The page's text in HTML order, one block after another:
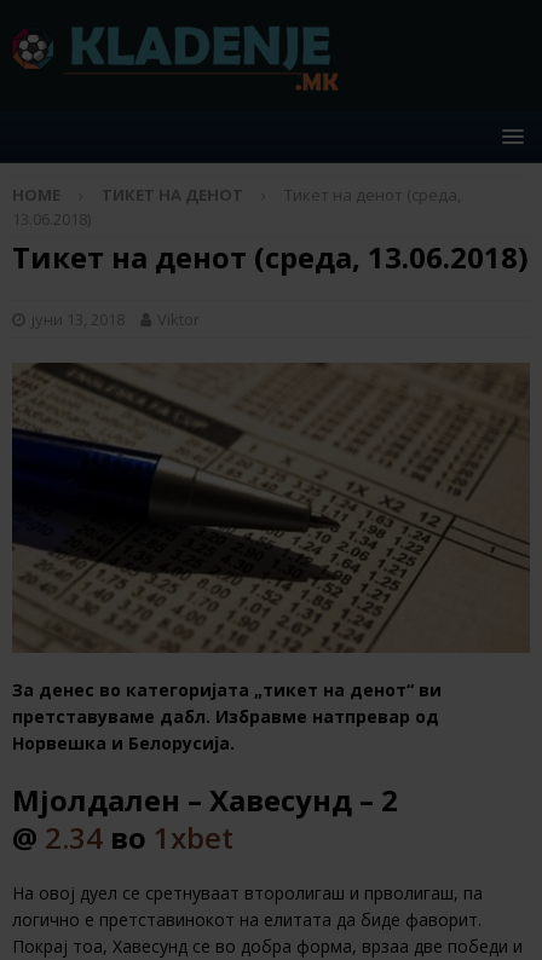
HOME ТИКЕТ НА ДЕНОТ
Тикет на денот (среда,
13.06.2018)
Тикет на денот (среда, 13.06.2018)
јуни 13, 2018 Viktor
За денес во категоријата „тикет на денот“ ви
претставуваме дабл. Избравме натпревар од
Норвешка и Белорусија.
Мјолдален – Хавесунд – 2
@ 2.34 во 1xbet
На овој дуел се сретнуваат второлигаш и прволигаш, па
логично е претставинокот на елитата да биде фаворит.
Покрај тоа, Хавесунд се во добра форма, врзаа две победи и